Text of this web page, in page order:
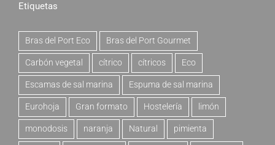
Etiquetas
Bras del Port Eco Bras del Port Gourmet
Carbón vegetal cítrico cítricos Eco
Escamas de sal marina Espuma de sal marina
Eurohoja Gran formato Hostelería limón
monodosis naranja Natural pimienta